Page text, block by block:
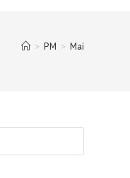
> PM > Mai